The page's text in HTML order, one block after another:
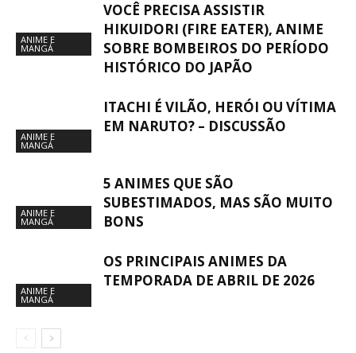
ANIME E
MANGÁ
VOCÊ PRECISA ASSISTIR
HIKUIDORI (FIRE EATER), ANIME
SOBRE BOMBEIROS DO PERÍODO
HISTÓRICO DO JAPÃO
ANIME E
MANGÁ
ITACHI É VILÃO, HERÓI OU VÍTIMA
EM NARUTO? – DISCUSSÃO
ANIME E
MANGÁ
5 ANIMES QUE SÃO
SUBESTIMADOS, MAS SÃO MUITO
BONS
ANIME E
MANGÁ
OS PRINCIPAIS ANIMES DA
TEMPORADA DE ABRIL DE 2026